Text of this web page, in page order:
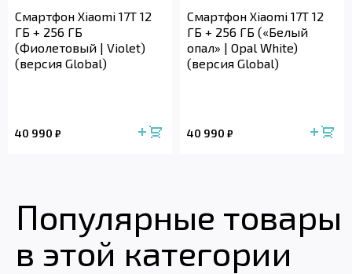
Смартфон Xiaomi 17T 12
ГБ + 256 ГБ
(Фиолетовый | Violet)
(версия Global)
40 990 ₽
Смартфон Xiaomi 17T 12
ГБ + 256 ГБ («Белый
опал» | Opal White)
(версия Global)
40 990 ₽
Популярные товары
в этой категории